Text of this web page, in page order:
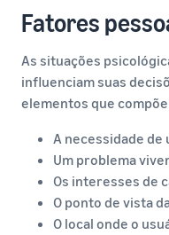
Fatores
As situações
influenciam suas
elementos que
A necessidade
Um problema
Os interesses de
O ponto de vista
O local onde o